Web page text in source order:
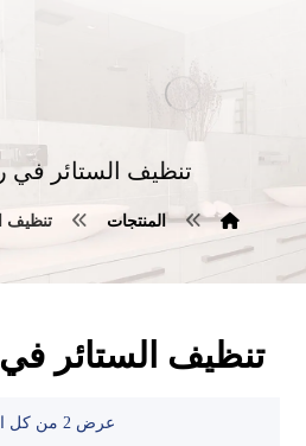
تنظيف الستائر في
المنتجات تنظيف
تنظيف الستائر
عرض ⁦2⁩ من كل النتائج